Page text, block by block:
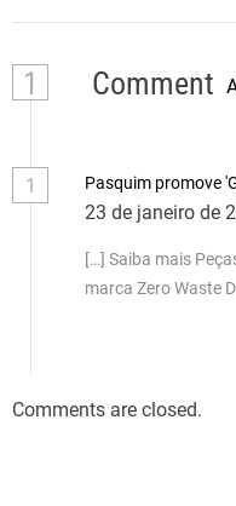
1 Comment
1 Pasquim promove
23 de janeiro de
[…] Saiba mais
marca Zero Waste
Comments are closed.